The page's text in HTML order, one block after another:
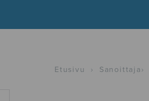
Etusivu › Sanoittaja ›